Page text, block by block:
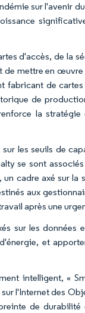
sur l'avenir
d'accès, de la
mettre en œuvre
fabricant de
de
la
les seuils de
se sont
cadre axé sur la
aux
après une
sur les données
et
intelligent, «
l'Internet des
de durabilité